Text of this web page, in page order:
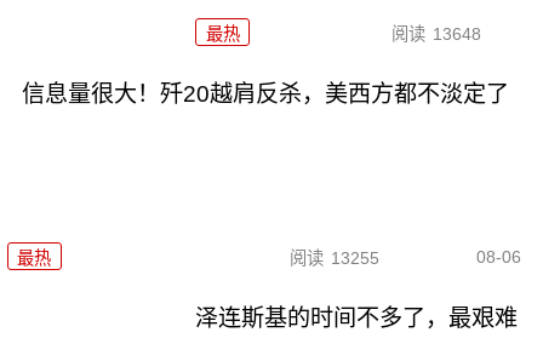
最热 阅读 13648
信息量很大！歼20越肩反杀，美西方都不淡定了
最热 阅读 13255 08-06
泽连斯基的时间不多了，最艰难